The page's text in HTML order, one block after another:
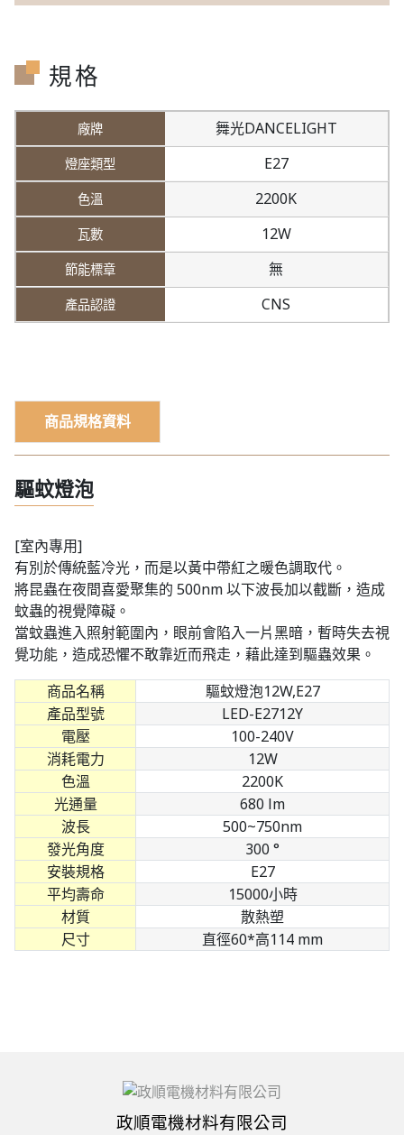
規格
舞光DANCELIGHT
E27
2200K
12W
無
CNS
商品規格資料
驅蚊燈泡
[室內專用]
有別於傳統藍冷光，而是以黃中帶紅之暖色調取代。
將昆蟲在夜間喜愛聚集的 500nm 以下波長加以截斷，造成
蚊蟲的視覺障礙。
當蚊蟲進入照射範圍內，眼前會陷入一片黑暗，暫時失去視
覺功能，造成恐懼不敢靠近而飛走，藉此達到驅蟲效果。
商品名稱
驅蚊燈泡12W,E27
產品型號
LED-E2712Y
電壓
100-240V
消耗電力
12W
色溫
2200K
光通量
680 lm
波長
500~750nm
發光角度
300 °
安裝規格
E27
平均壽命
15000小時
材質
散熱塑
尺寸
直徑60*高114 mm
政順電機材料有限公司